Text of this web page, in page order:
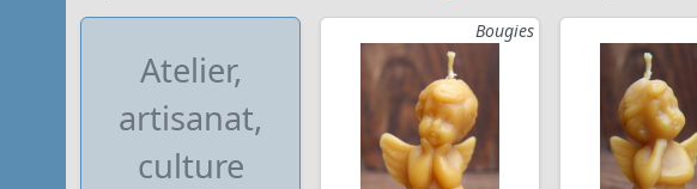
Atelier,
artisanat,
culture
Bougies